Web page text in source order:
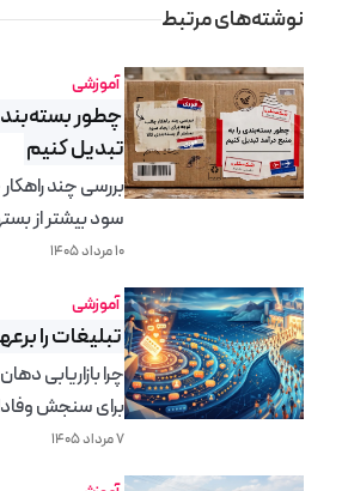
نوشته‌های مرتبط
آموزشی
چطور
تبدیل کنیم
بررسی چند
سود بیشتر از
۱۰ مرداد ۱۴۰۵
آموزشی
تبلیغات را
چرا بازاریابی
برای سنجش
۷ مرداد ۱۴۰۵